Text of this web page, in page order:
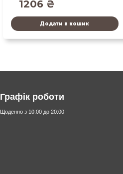
1206 ₴
Додати в кошик
Графік роботи
Щоденно з 10:00 до 20:00